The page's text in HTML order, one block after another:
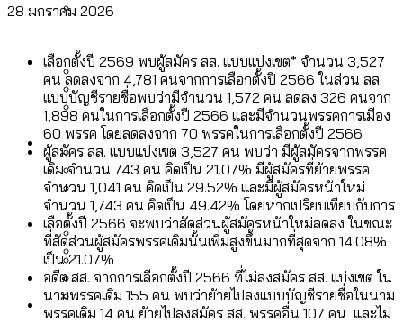
ใหม่จะมีงบฯ ประมาณเท่าไร
สมุดจดการบ้าน ส.ก. 2569 : แต่ละเขตมี
ปัญหาอะไรที่ ส.ก. ต้องทำการบ้าน
Vote62 ขอบคุณประชาชนที่ร่วม
สังเกตการณ์การเลือกตั้งชวนคุยกันถึงบท
ลัดวงจรมากที่สุด
สวนสาธารณะและพื้นที่สีเขียวใน กทม. เพิ่ม
ขึ้นและเข้าถึงได้มากน้อยแค่ไหน
ขยะมูลฝอย 2568 [ข้อมูลดิบ]
โลกใบเดียว สิทธิไม่เท่ากัน: กฎหมายการ
รับรองเพศของ Transgender ทั่วโลก
ประเทศไหนทำได้บ้าง?
สำรวจ Hate Speech ที่ถูกผลิตซ้ำผ่าน
วิดีโอ AI ในช่วงความขัดแย้งไทย-กัมพูชา
[ข้อมูลดิบ]
Economy
เมกะโปรเจ็กต์ของ กทม. ในช่วงที่มีการใช้
งบคาบเกี่ยวในยุคชัชชาติ มีอะไร ใช้งบแค่
ไหน
ค่าฝุ่นในกรุงเทพฯ 2025 เทียบกับจำนวน
ควันบุหรี่ที่เข้าปอด [ข้อมูลดิบ]
Future
สังคมผู้สูงอายุไทย [ข้อมูลดิบ]
สำรวจสังคมผู้สูงอายุไทย : 6 จังหวัดเป็น
Database
สังคมผู้สูงอายุไทย [ข้อมูลดิบ]
Project
28 มกราคม 2026
เลือกตั้งปี 2569 พบผู้สมัคร สส. แบบแบ่งเขต* จำนวน 3,527
คน ลดลงจาก 4,781 คนจากการเลือกตั้งปี 2566 ในส่วน สส.
แบบบัญชีรายชื่อพบว่ามีจำนวน 1,572 คน ลดลง 326 คนจาก
1,898 คนในการเลือกตั้งปี 2566 และมีจำนวนพรรคการเมือง
60 พรรค โดยลดลงจาก 70 พรรคในการเลือกตั้งปี 2566
ผู้สมัคร สส. แบบแบ่งเขต 3,527 คน พบว่า มีผู้สมัครจากพรรค
เดิม จำนวน 743 คน คิดเป็น 21.07% มีผู้สมัครที่ย้ายพรรค
จำนวน 1,041 คน คิดเป็น 29.52% และมีผู้สมัครหน้าใหม่
จำนวน 1,743 คน คิดเป็น 49.42% โดยหากเปรียบเทียบกับการ
เลือตั้งปี 2566 จะพบว่าสัดส่วนผู้สมัครหน้าใหม่ลดลง ในขณะ
ที่สัดส่วนผู้สมัครพรรคเดิมนั้นเพิ่มสูงขึ้นมากที่สุดจาก 14.08%
เป็น 21.07%
อดีต สส. จากการเลือกตั้งปี 2566 ที่ไม่ลงสมัคร สส. แบ่งเขต ใน
นามพรรคเดิม 155 คน พบว่าย้ายไปลงแบบบัญชีรายชื่อในนาม
พรรคเดิม 14 คน ย้ายไปลงสมัคร สส. พรรคอื่น 107 คน และไม่